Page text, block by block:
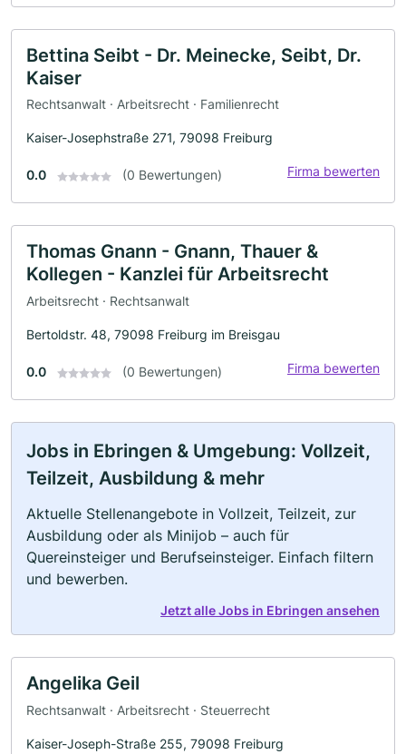
Bettina Seibt - Dr. Meinecke, Seibt, Dr.
Kaiser
Rechtsanwalt · Arbeitsrecht · Familienrecht
Kaiser-Josephstraße 271, 79098 Freiburg
0.0 (0 Bewertungen) Firma bewerten
Thomas Gnann - Gnann, Thauer &
Kollegen - Kanzlei für Arbeitsrecht
Arbeitsrecht · Rechtsanwalt
Bertoldstr. 48, 79098 Freiburg im Breisgau
0.0 (0 Bewertungen) Firma bewerten
Jobs in Ebringen & Umgebung: Vollzeit,
Teilzeit, Ausbildung & mehr
Aktuelle Stellenangebote in Vollzeit, Teilzeit, zur
Ausbildung oder als Minijob – auch für
Quereinsteiger und Berufseinsteiger. Einfach filtern
und bewerben.
Jetzt alle Jobs in Ebringen ansehen
Angelika Geil
Rechtsanwalt · Arbeitsrecht · Steuerrecht
Kaiser-Joseph-Straße 255, 79098 Freiburg